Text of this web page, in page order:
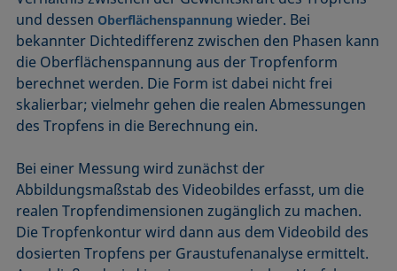
und dessen Oberflächenspannung wieder. Bei
bekannter Dichtedifferenz zwischen den Phasen kann
die Oberflächenspannung aus der Tropfenform
berechnet werden. Die Form ist dabei nicht frei
skalierbar; vielmehr gehen die realen Abmessungen
des Tropfens in die Berechnung ein.
Bei einer Messung wird zunächst der
Abbildungsmaßstab des Videobildes erfasst, um die
realen Tropfendimensionen zugänglich zu machen.
Die Tropfenkontur wird dann aus dem Videobild des
dosierten Tropfens per Graustufenanalyse ermittelt.